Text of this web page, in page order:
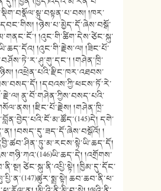
།ཁར་
།ཉེས་པ་མྱེད་དོ་ཞེས་བསྒོ་
།འུང་གི་ཚིག་དེས་ཙེང་སྐུ་
།འུང་གི་རྗེས་ལ། །ཟིང་པོ་
།གཤེན་ཁྲི་
།འཕྲེན་པའི་རྫིང་ཁར་འཐབས་
།དབའས་ཀྱི་ཕངས་ཏོ་རེ་
ནུ་བོ་གཤེན་ཀྱིས་བསད་པའི་
།ཇིང་པོ་རྗེས། །གཤེན་ཁྲི་
དགེ་
།བསད་དུ་ཟད་དོ་ཞེས་བསྒོའོ། །
།འགྲོགས་
ཙེང་སྐུ་ནི་འཔྱི་སྟེ། །ཁྱིམ་དུ་དོང་
ཆབ་ཆབ་ནི་ཕ་